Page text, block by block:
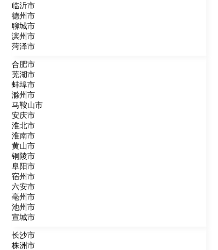
临沂市
德州市
聊城市
滨州市
菏泽市
合肥市
芜湖市
蚌埠市
滁州市
马鞍山市
安庆市
淮北市
淮南市
黄山市
铜陵市
阜阳市
宿州市
六安市
亳州市
池州市
宣城市
长沙市
株洲市